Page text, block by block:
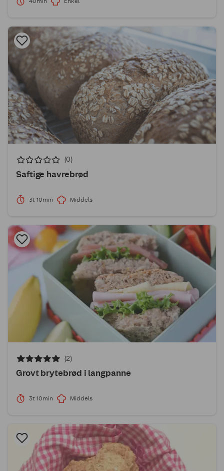
(0)
Saftige havrebrød
3t 10min Middels
(2)
Grovt brytebrød i langpanne
3t 10min Middels